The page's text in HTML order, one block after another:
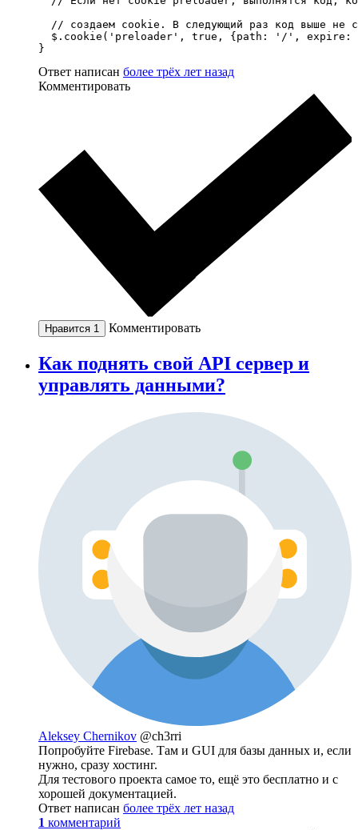
// создаем cookie. В следующий раз код выше не
$.cookie('preloader', true, {path: '/', expire:
}
Ответ написан более трёх лет назад
Комментировать
Нравится 1 Комментировать
Как поднять свой API сервер и
управлять данными?
Aleksey Chernikov @ch3rri
Попробуйте Firebase. Там и GUI для базы данных и, если
нужно, сразу хостинг.
Для тестового проекта самое то, ещё это бесплатно и с
хорошей документацией.
Ответ написан более трёх лет назад
1 комментарий